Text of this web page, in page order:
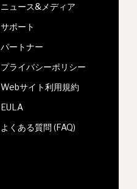
ニュース&メディア
サポート
パートナー
プライバシーポリシー
Webサイト利用規約
EULA
よくある質問 (FAQ)